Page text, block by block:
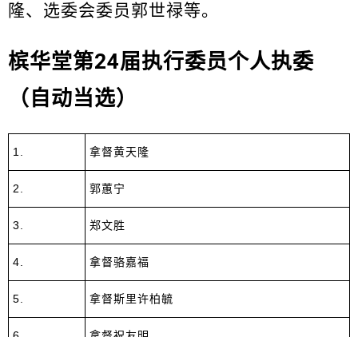
隆、选委会委员郭世禄等。
槟华堂第24届执行委员个人执委
（自动当选）
1. 拿督黄天隆
2. 郭蕙宁
3. 郑文胜
4. 拿督骆嘉福
5. 拿督斯里许柏毓